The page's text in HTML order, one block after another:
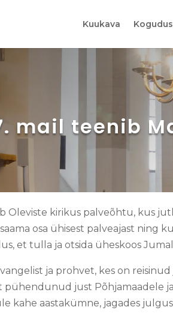
Kuukava Kogudus
mail teenib
Oleviste kirikus palveõhtu, kus
osa ühisest palveajast ning
et tulla ja otsida üheskoos
ja prohvet, kes on
pühendunud just Põhjamaadele
kahe aastakümne, jagades